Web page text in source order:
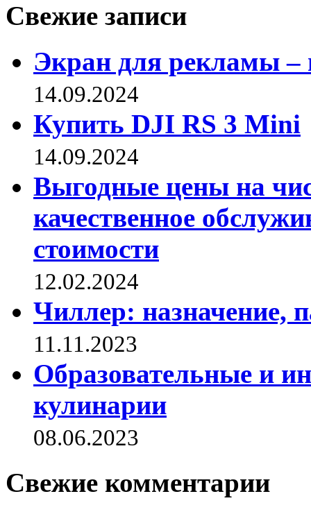
Свежие записи
Экран для рекламы –
14.09.2024
Купить DJI RS 3 Mini
14.09.2024
Выгодные цены на
качественное
стоимости
12.02.2024
Чиллер: назначение,
11.11.2023
Образовательные и
кулинарии
08.06.2023
Свежие комментарии